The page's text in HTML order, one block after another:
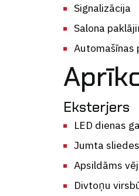
Signalizācija
Salona
Automašīnas
Eksterjers
LED dienas
Jumta sliedes
Apsildāms
Divtoņu